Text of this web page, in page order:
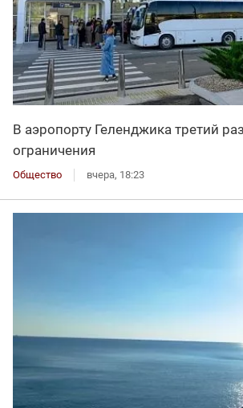
В аэропорту Геленджика третий
ограничения
Общество вчера, 18:23